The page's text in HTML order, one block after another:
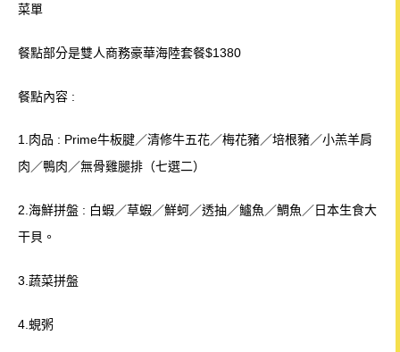
菜單
餐點部分是雙人商務豪華海陸套餐$1380
餐點內容 :
1.肉品 : Prime牛板腱／清修牛五花／梅花豬／培根豬／小羔羊肩
肉／鴨肉／無骨雞腿排（七選二）
2.海鮮拼盤 : 白蝦／草蝦／鮮蚵／透抽／鱸魚／鯛魚／日本生食大
干貝。
3.蔬菜拼盤
4.蜆粥